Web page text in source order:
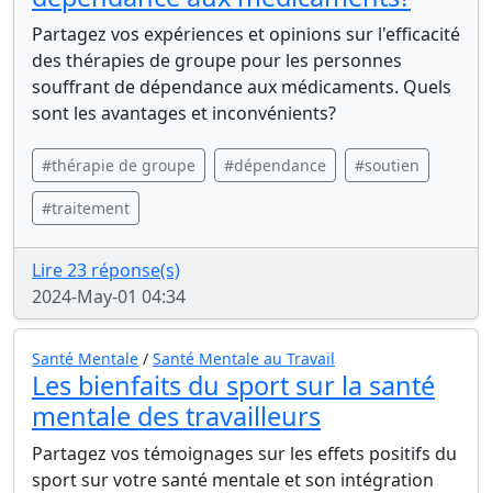
Partagez vos expériences et opinions sur l'efficacité
des thérapies de groupe pour les personnes
souffrant de dépendance aux médicaments. Quels
sont les avantages et inconvénients?
#thérapie de groupe #dépendance #soutien
#traitement
Lire 23 réponse(s)
2024-May-01 04:34
Santé Mentale / Santé Mentale au Travail
Les bienfaits du sport sur la santé
mentale des travailleurs
Partagez vos témoignages sur les effets positifs du
sport sur votre santé mentale et son intégration